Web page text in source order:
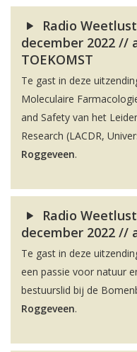
Radio
december 2022 //
TOEKOMST
Te gast in deze
Moleculaire
and Safety van het
Research (LACDR,
Roggeveen.
Radio
december 2022 //
Te gast in deze
een passie voor natuur
bestuurslid bij de
Roggeveen.